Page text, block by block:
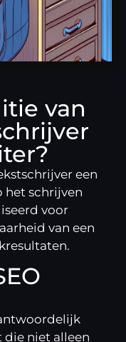
van
een
het schrijven
voor
van een
die niet alleen